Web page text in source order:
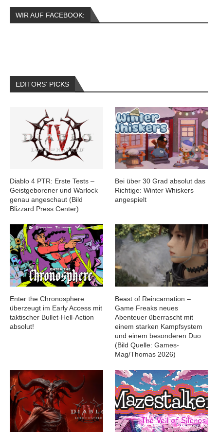
WIR AUF FACEBOOK:
EDITORS‘ PICKS
Diablo 4 PTR: Erste Tests –
Geistgeborener und Warlock
genau angeschaut (Bild
Blizzard Press Center)
Bei über 30 Grad absolut das
Richtige: Winter Whiskers
angespielt
Enter the Chronosphere
überzeugt im Early Access mit
taktischer Bullet-Hell-Action
absolut!
Beast of Reincarnation –
Game Freaks neues
Abenteuer überrascht mit
einem starken Kampfsystem
und einem besonderen Duo
(Bild Quelle: Games-
Mag/Thomas 2026)